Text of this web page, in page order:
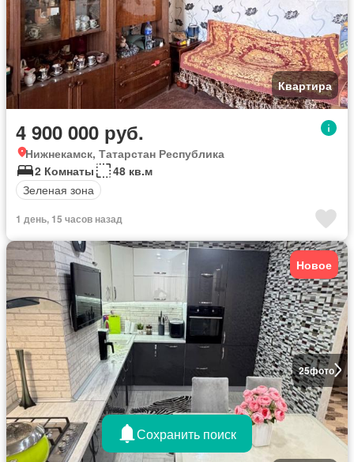
Квартира
4 900 000 руб.
Нижнекамск, Татарстан Республика
2 Комнаты
48 кв.м
Зеленая зона
1 день, 15 часов назад
25фото
Новое
Сохранить поиск